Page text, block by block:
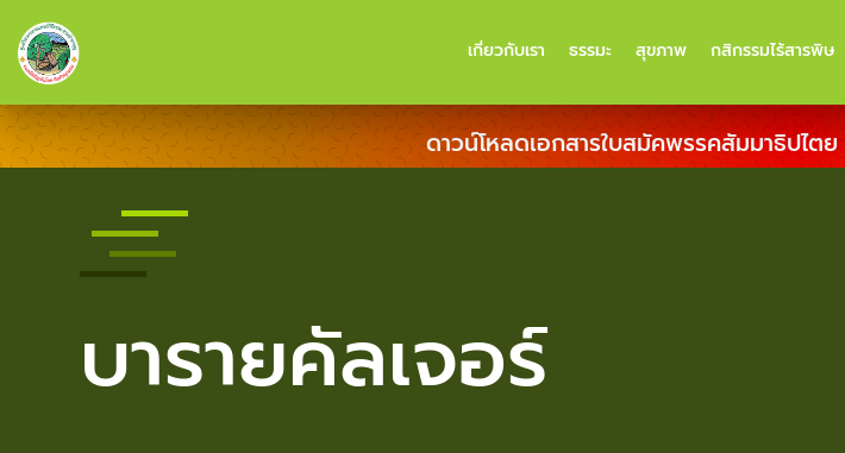
เกี่ยวกับเรา ธรรมะ สุขภาพ กสิกรรมไร้สารพิษ
ดาวน์โหลดเอกสารใบสมัคพรรคสัมมาธิปไตย
บารายคัลเจอร์